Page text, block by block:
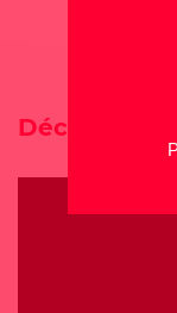
Découvrez